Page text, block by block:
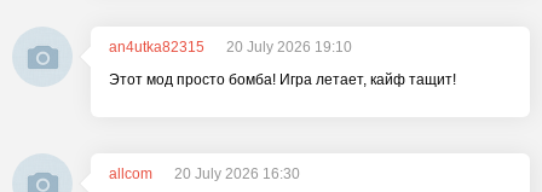
an4utka82315
20 July 2026 19:10
Этот мод просто бомба! Игра летает, кайф тащит!
allcom
20 July 2026 16:30